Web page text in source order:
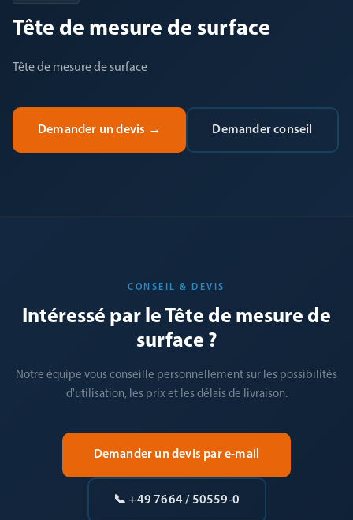
Tête de mesure de surface
Tête de mesure de surface
Demander un devis → Demander conseil
CONSEIL & DEVIS
Intéressé par le Tête de mesure de
surface ?
Notre équipe vous conseille personnellement sur les possibilités
d'utilisation, les prix et les délais de livraison.
Demander un devis par e-mail
📞 +49 7664 / 50559-0